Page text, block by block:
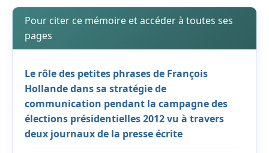
Pour citer ce mémoire et accéder à toutes ses
pages
Le rôle des petites phrases de François
Hollande dans sa stratégie de
communication pendant la campagne des
élections présidentielles 2012 vu à travers
deux journaux de la presse écrite